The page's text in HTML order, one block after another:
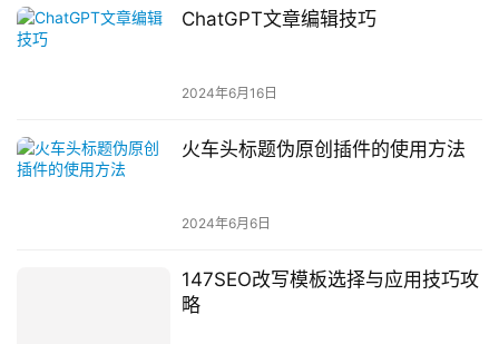
ChatGPT文章编辑技巧
2024年6月16日
火车头标题伪原创插件的使用方法
2024年6月6日
147SEO改写模板选择与应用技巧攻
略